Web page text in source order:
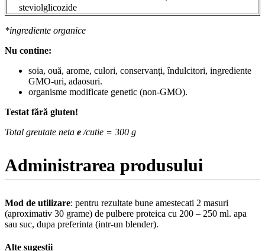
steviolglicozide
*ingrediente organice
Nu contine:
soia, ouă, arome, culori, conservanți, îndulcitori, ingrediente
GMO-uri, adaosuri.
organisme modificate genetic (non-GMO).
Testat fără gluten!
Total greutate neta e /cutie = 300 g
Administrarea produsului
Mod de utilizare: pentru rezultate bune amestecati 2 masuri
(aproximativ 30 grame) de pulbere proteica cu 200 – 250 ml. apa
sau suc, dupa preferinta (intr-un blender).
Alte sugestii